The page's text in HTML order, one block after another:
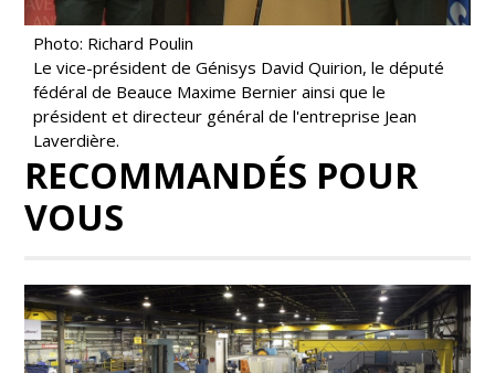
Photo: Richard Poulin
Le vice-président de Génisys David Quirion, le député
fédéral de Beauce Maxime Bernier ainsi que le
président et directeur général de l'entreprise Jean
Laverdière.
RECOMMANDÉS POUR
VOUS